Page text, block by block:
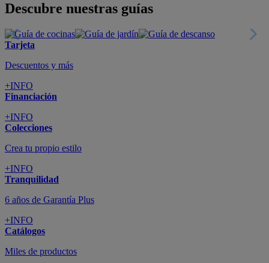
Descubre nuestras guías
Tarjeta
Descuentos y más
+INFO
Financiación
+INFO
Colecciones
Crea tu propio estilo
+INFO
Tranquilidad
6 años de Garantía Plus
+INFO
Catálogos
Miles de productos